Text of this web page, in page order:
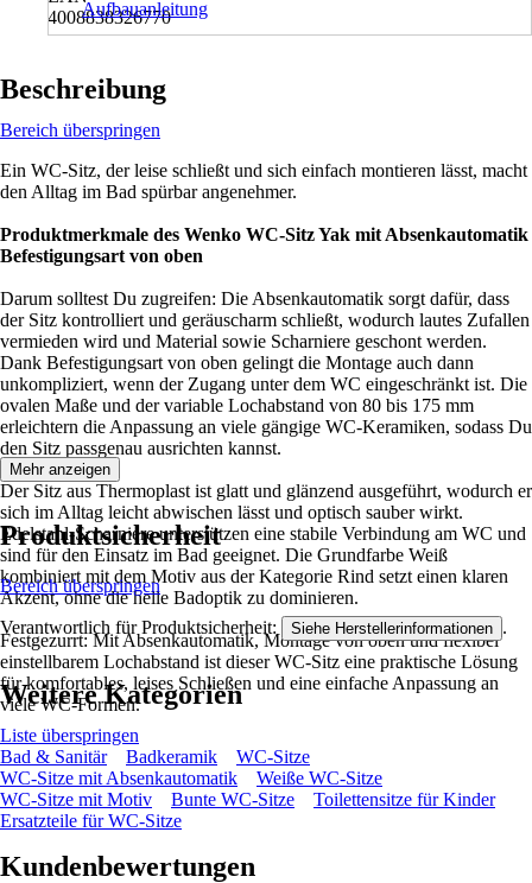
4008838326770
Aufbauanleitung
Beschreibung
Bereich überspringen
Ein WC-Sitz, der leise schließt und sich einfach montieren lässt, macht
den Alltag im Bad spürbar angenehmer.
Produktmerkmale des Wenko WC-Sitz Yak mit Absenkautomatik
Befestigungsart von oben
Darum solltest Du zugreifen: Die Absenkautomatik sorgt dafür, dass
der Sitz kontrolliert und geräuscharm schließt, wodurch lautes Zufallen
vermieden wird und Material sowie Scharniere geschont werden.
Dank Befestigungsart von oben gelingt die Montage auch dann
unkompliziert, wenn der Zugang unter dem WC eingeschränkt ist. Die
ovalen Maße und der variable Lochabstand von 80 bis 175 mm
erleichtern die Anpassung an viele gängige WC-Keramiken, sodass Du
den Sitz passgenau ausrichten kannst.
Der Sitz aus Thermoplast ist glatt und glänzend ausgeführt, wodurch er
sich im Alltag leicht abwischen lässt und optisch sauber wirkt.
Edelstahl-Scharniere unterstützen eine stabile Verbindung am WC und
sind für den Einsatz im Bad geeignet. Die Grundfarbe Weiß
kombiniert mit dem Motiv aus der Kategorie Rind setzt einen klaren
Akzent, ohne die helle Badoptik zu dominieren.
Festgezurrt: Mit Absenkautomatik, Montage von oben und flexibel
einstellbarem Lochabstand ist dieser WC-Sitz eine praktische Lösung
für komfortables, leises Schließen und eine einfache Anpassung an
viele WC-Formen.
Mehr anzeigen
Produktsicherheit
Bereich überspringen
Verantwortlich für Produktsicherheit: Siehe Herstellerinformationen .
Weitere Kategorien
Liste überspringen
Bad & Sanitär
Badkeramik
WC-Sitze
WC-Sitze mit Absenkautomatik
Weiße WC-Sitze
WC-Sitze mit Motiv
Bunte WC-Sitze
Toilettensitze für Kinder
Ersatzteile für WC-Sitze
Kundenbewertungen